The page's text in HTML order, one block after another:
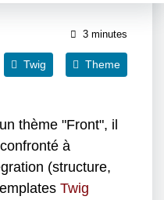
3 minutes
Twig Theme
thème "Front", il
à
(structure,
Twig